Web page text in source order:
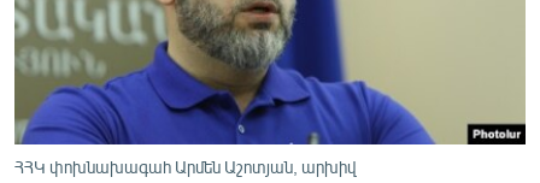
ՄԻՋԱԶԳԱՅԻՆ
ՄՇԱԿՈՒՅԹ
ՍՊՈՐՏ
ՄԵԿՆԱԲԱՆՈՒԹՅՈՒՆ
ՀՀԿ փոխնախագահ Արմեն Աշոտյան, արխիվ